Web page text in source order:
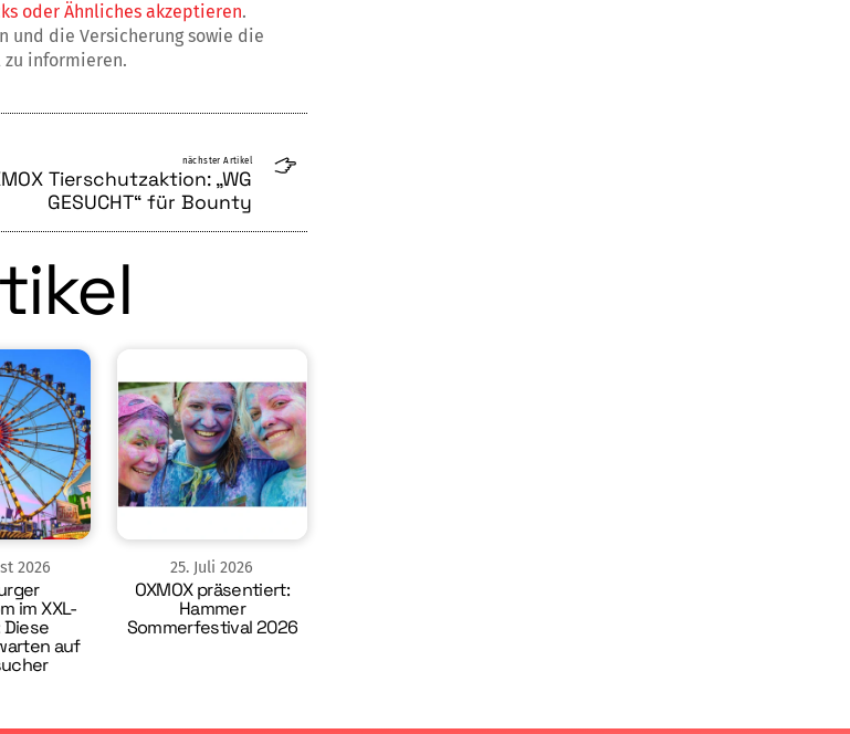
oder Ähnliches akzeptieren.
und die Versicherung sowie die
zu informieren.
nächster Artikel
Tierschutzaktion: „WG
GESUCHT“ für Bounty
2026
im XXL-
Diese
auf
25. Juli 2026
OXMOX präsentiert:
Hammer
Sommerfestival 2026